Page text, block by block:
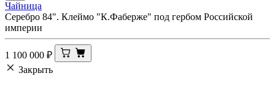
Чайница
Серебро 84". Клеймо "К.Фаберже" под гербом Российской
империи
1 100 000 ₽
Закрыть